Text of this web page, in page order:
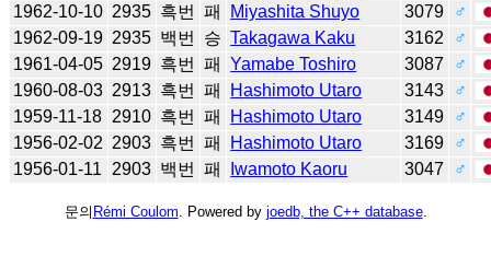
1962-10-10 2935 흑번 패 Miyashita Shuyo 3079
♂
1962-09-19 2935 백번 승 Takagawa Kaku 3162
♂
1961-04-05 2919 흑번 패 Yamabe Toshiro 3087
♂
1960-08-03 2913 흑번 패 Hashimoto Utaro 3143
♂
1959-11-18 2910 흑번 패 Hashimoto Utaro 3149
♂
1956-02-02 2903 흑번 패 Hashimoto Utaro 3169
♂
1956-01-11
2903 백번 패 Iwamoto Kaoru 3047 ♂
문의 Rémi Coulom . Powered by joedb, the C++ database.